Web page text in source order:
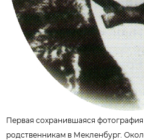
Первая сохранившаяся
родственникам в Мекленбург.